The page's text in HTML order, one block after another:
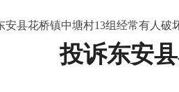
安县花桥镇中塘村13组经常有人破
投诉东安